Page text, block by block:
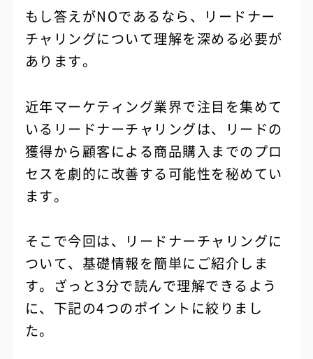
もし答えがNOであるなら、リードナー
チャリングについて理解を深める必要が
あります。
近年マーケティング業界で注目を集めて
いるリードナーチャリングは、リードの
獲得から顧客による商品購入までのプロ
セスを劇的に改善する可能性を秘めてい
ます。
そこで今回は、リードナーチャリングに
ついて、基礎情報を簡単にご紹介しま
す。ざっと3分で読んで理解できるよう
に、下記の4つのポイントに絞りまし
た。